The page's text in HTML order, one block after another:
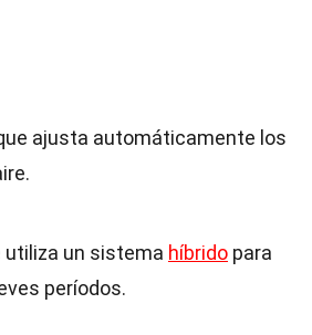
ajusta automáticamente los
utiliza un sistema híbrido para
períodos.